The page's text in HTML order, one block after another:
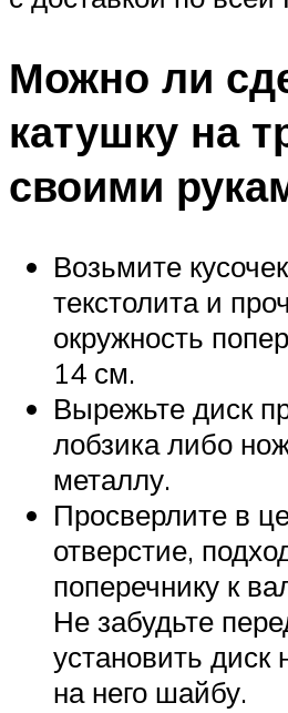
Можно ли
катушку на
своими
Возьмите
текстолита и
окружность
14 см.
Вырежьте диск
лобзика либо
металлу.
Просверлите в
отверстие,
поперечнику к
Не забудьте
установить диск
на него шайбу.